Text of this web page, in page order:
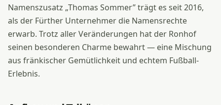
Namenszusatz „Thomas Sommer” trägt es seit 2016,
als der Fürther Unternehmer die Namensrechte
erwarb. Trotz aller Veränderungen hat der Ronhof
seinen besonderen Charme bewahrt — eine Mischung
aus fränkischer Gemütlichkeit und echtem Fußball-
Erlebnis.